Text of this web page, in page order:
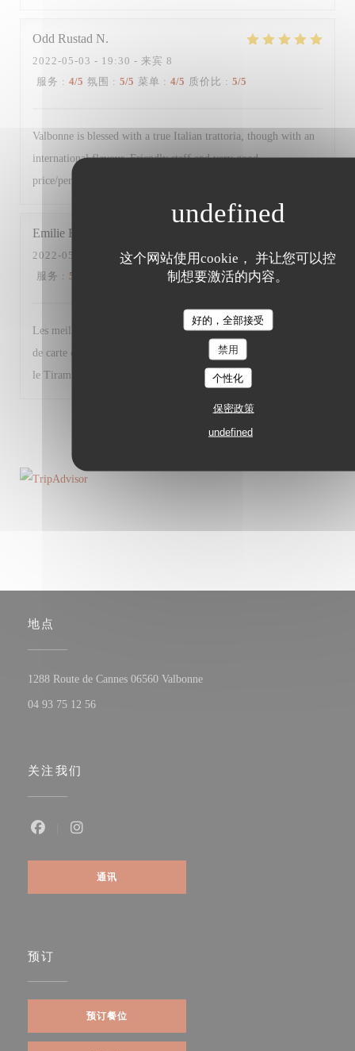
这个网站使用cookie， 并让您可以控
制想要激活的内容。
好的，全部接受
禁用
个性化
保密政策
undefined
Odd Rustad N
2022-05-03 - 19:30 - 来宾 8
服务 : 4/5 氛围 : 5/5 菜单 : 4/5 质价比 : 5/5
Valbonne is blessed with a true Italian trattoria, though with an
international flavour. Friendly staff and very good
price/performance.
Emilie B
2022-05-03
- 19:30 - 来宾 7
服务 : 5 5/5 质价比: 4/5
Les meilleurs plats n’étaient déjà plus disponibles + changement
de carte des desserts (moins de choix et produits basiques à part
le Tiramisù). Très bon restaurant malgré tout.
地点
1288 Route de Cannes 06560 Valbonne((在新窗口中打开))
04 93 75 12 56
关注我们
通讯
预订
预订餐位